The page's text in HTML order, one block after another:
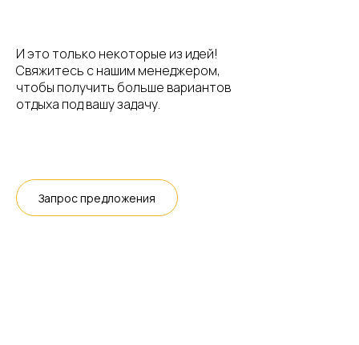
И это только некоторые из идей!
Свяжитесь с нашим менеджером,
чтобы получить больше вариантов
отдыха под вашу задачу.
Запрос предложения